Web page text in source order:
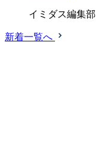
イミダス編集部
新着一覧へ